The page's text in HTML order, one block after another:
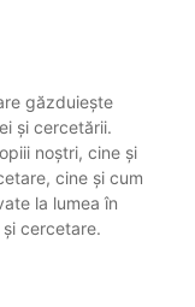
găzduiește
și cercetării.
noștri, cine și
cine și cum
la lumea în
cercetare.